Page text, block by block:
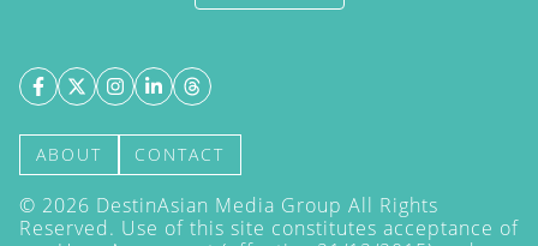
ABOUT CONTACT
© 2026 DestinAsian Media Group All Rights
Reserved. Use of this site constitutes acceptance of